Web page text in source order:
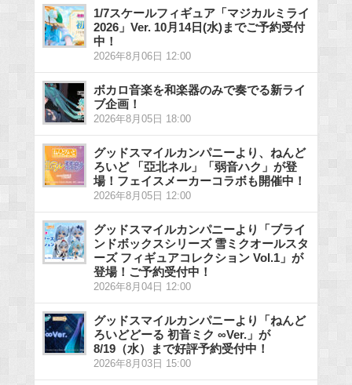
1/7スケールフィギュア「マジカルミライ
2026」Ver. 10月14日(水)までご予約受付
中！
2026年8月06日 12:00
ボカロ音楽を和楽器のみで奏でる新ライ
ブ企画！
2026年8月05日 18:00
グッドスマイルカンパニーより、ねんど
ろいど 「亞北ネル」「弱音ハク」が登
場！フェイスメーカーコラボも開催中！
2026年8月05日 12:00
グッドスマイルカンパニーより「ブライ
ンドボックスシリーズ 雪ミクオールスタ
ーズ フィギュアコレクション Vol.1」が
登場！ご予約受付中！
2026年8月04日 12:00
グッドスマイルカンパニーより「ねんど
ろいどどーる 初音ミク ∞Ver.」が
8/19（水）まで好評予約受付中！
2026年8月03日 15:00